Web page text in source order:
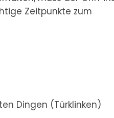
Zeitpunkte zum
Dingen (Türklinken)